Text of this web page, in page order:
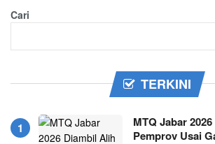
Cari
TERKINI
MTQ Jabar
Pemprov Usai